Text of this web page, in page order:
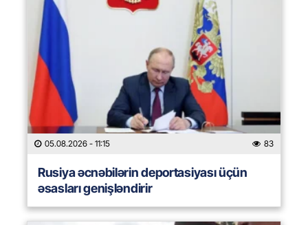
05.08.2026 - 11:15 83
Rusiya əcnəbilərin deportasiyası üçün
əsasları genişləndirir